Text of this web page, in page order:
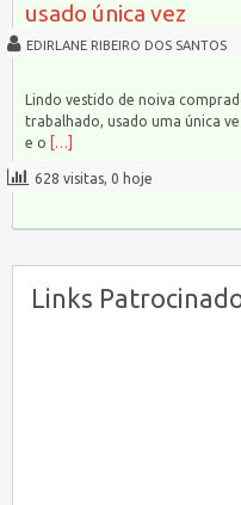
usado única vez
EDIRLANE RIBEIRO DOS SANTOS
Lindo vestido de noiva
trabalhado, usado uma única
e o […]
628 visitas, 0 hoje
Links